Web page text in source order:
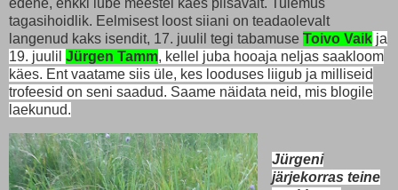
tagasihoidlik. Eelmisest loost siiani on teadaolevalt
langenud kaks isendit, 17. juulil tegi tabamuse Toivo Vaik ja
19. juulil Jürgen Tamm, kellel juba hooaja neljas saakloom
käes. Ent vaatame siis üle, kes looduses liigub ja milliseid
trofeesid on seni saadud. Saame näidata neid, mis blogile
laekunud.
Jürgeni
järjekorras teine